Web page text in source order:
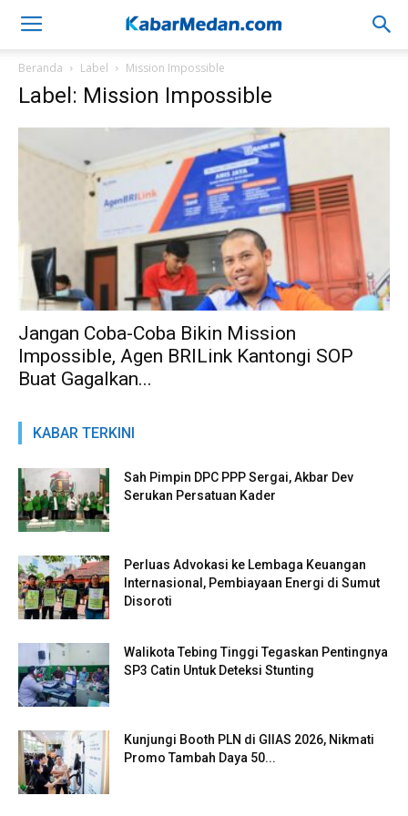
Beranda Label Mission Impossible
Label: Mission Impossible
Jangan Coba-Coba Bikin Mission
Impossible, Agen BRILink Kantongi SOP
Buat Gagalkan...
KABAR TERKINI
Sah Pimpin DPC PPP Sergai, Akbar Dev
Serukan Persatuan Kader
Perluas Advokasi ke Lembaga Keuangan
Internasional, Pembiayaan Energi di Sumut
Disoroti
Walikota Tebing Tinggi Tegaskan Pentingnya
SP3 Catin Untuk Deteksi Stunting
Kunjungi Booth PLN di GIIAS 2026, Nikmati
Promo Tambah Daya 50...